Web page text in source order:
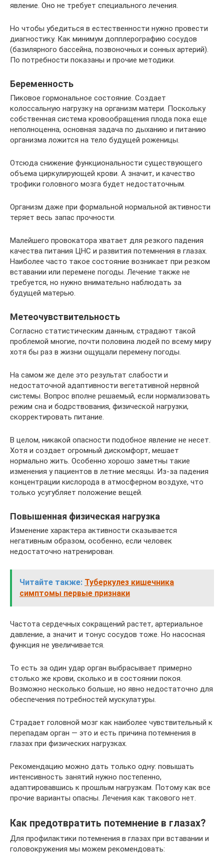
явление. Оно не требует специального лечения.
Но чтобы убедиться в естественности нужно провести
диагностику. Как минимум допплерографию сосудов
(базилярного бассейна, позвоночных и сонных артерий).
По потребности показаны и прочие методики.
Беременность
Пиковое гормональное состояние. Создает
колоссальную нагрузку на организм матери. Поскольку
собственная система кровообращения плода пока еще
неполноценна, основная задача по дыханию и питанию
организма ложится на тело будущей роженицы.
Отсюда снижение функциональности существующего
объема циркулирующей крови. А значит, и качество
трофики головного мозга будет недостаточным.
Организм даже при формальной нормальной активности
теряет весь запас прочности.
Малейшего провокатора хватает для резкого падения
качества питания ЦНС и развития потемнения в глазах.
Наиболее часто такое состояние возникает при резком
вставании или перемене погоды. Лечение также не
требуется, но нужно внимательно наблюдать за
будущей матерью.
Метеочувствительность
Согласно статистическим данным, страдают такой
проблемой многие, почти половина людей по всему миру
хотя бы раз в жизни ощущали перемену погоды.
На самом же деле это результат слабости и
недостаточной адаптивности вегетативной нервной
системы. Вопрос вполне решаемый, если нормализовать
режим сна и бодрствования, физической нагрузки,
скорректировать питание.
В целом, никакой опасности подобное явление не несет.
Хотя и создает огромный дискомфорт, мешает
нормально жить. Особенно хорошо заметны такие
изменения у пациентов в летние месяцы. Из-за падения
концентрации кислорода в атмосферном воздухе, что
только усугубляет положение вещей.
Повышенная физическая нагрузка
Изменение характера активности сказывается
негативным образом, особенно, если человек
недостаточно натренирован.
Читайте также: Туберкулез кишечника
симптомы первые признаки
Частота сердечных сокращений растет, артериальное
давление, а значит и тонус сосудов тоже. Но насосная
функция не увеличивается.
То есть за один удар орган выбрасывает примерно
столько же крови, сколько и в состоянии покоя.
Возможно несколько больше, но явно недостаточно для
обеспечения потребностей мускулатуры.
Страдает головной мозг как наиболее чувствительный к
перепадам орган — это и есть причина потемнения в
глазах при физических нагрузках.
Рекомендацию можно дать только одну: повышать
интенсивность занятий нужно постепенно,
адаптировавшись к прошлым нагрузкам. Потому как все
прочие варианты опасны. Лечения как такового нет.
Как предотвратить потемнение в глазах?
Для профилактики потемнения в глазах при вставании и
головокружения мы можем рекомендовать: